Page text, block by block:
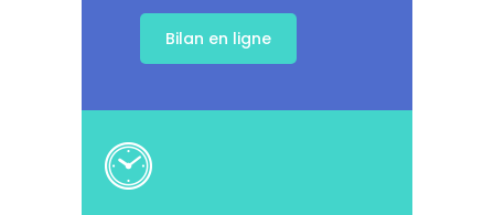
Bilan en ligne